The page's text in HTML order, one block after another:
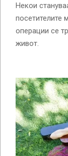
Некои
посетителите
операции се
живот.